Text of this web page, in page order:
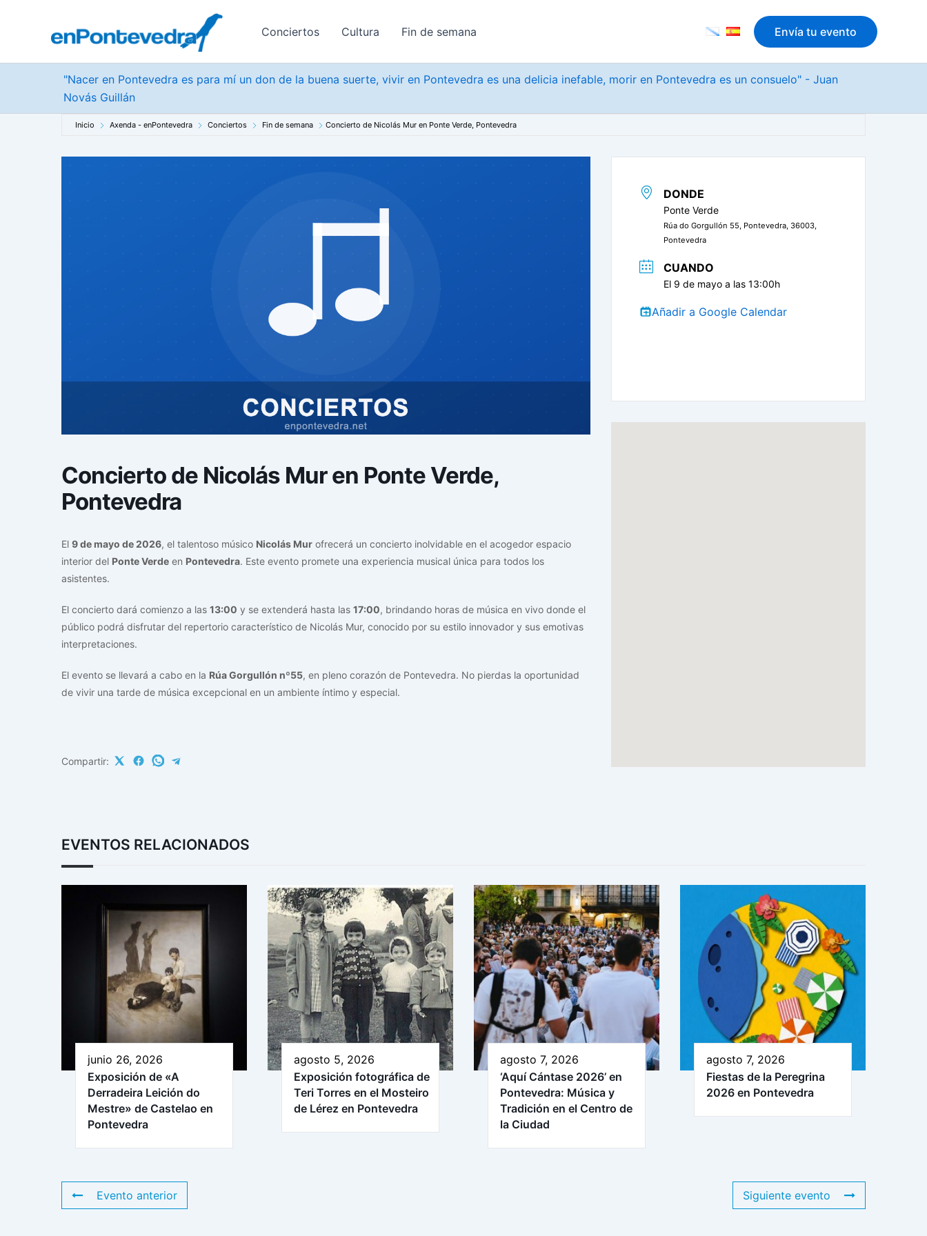
contenido
Conciertos Cultura Fin de semana Envía tu evento
"Nacer en Pontevedra es para mí un don de la buena suerte, vivir en Pontevedra es una delicia inefable, morir en Pontevedra es un consuelo" - Juan
Novás Guillán
Inicio Axenda - enPontevedra Conciertos Fin de semana Concierto de Nicolás Mur en Ponte Verde, Pontevedra
Concierto de Nicolás Mur en Ponte Verde,
Pontevedra
El 9 de mayo de 2026, el talentoso músico Nicolás Mur ofrecerá un concierto inolvidable en el acogedor espacio
interior del Ponte Verde en Pontevedra. Este evento promete una experiencia musical única para todos los
asistentes.
El concierto dará comienzo a las 13:00 y se extenderá hasta las 17:00, brindando horas de música en vivo donde el
público podrá disfrutar del repertorio característico de Nicolás Mur, conocido por su estilo innovador y sus emotivas
interpretaciones.
El evento se llevará a cabo en la Rúa Gorgullón nº55, en pleno corazón de Pontevedra. No pierdas la oportunidad
de vivir una tarde de música excepcional en un ambiente íntimo y especial.
Compartir:
DONDE
Ponte Verde
Rúa do Gorgullón 55, Pontevedra, 36003,
Pontevedra
CUANDO
El 9 de mayo a las 13:00h
Añadir a Google Calendar
EVENTOS RELACIONADOS
junio 26, 2026
Exposición de «A
Derradeira Leición do
Mestre» de Castelao en
Pontevedra
agosto 5, 2026
Exposición fotográfica de
Teri Torres en el Mosteiro
de Lérez en Pontevedra
agosto 7, 2026
‘Aquí Cántase 2026’ en
Pontevedra: Música y
Tradición en el Centro de
la Ciudad
agosto 7, 2026
Fiestas de la Peregrina
2026 en Pontevedra
Evento anterior Siguiente evento